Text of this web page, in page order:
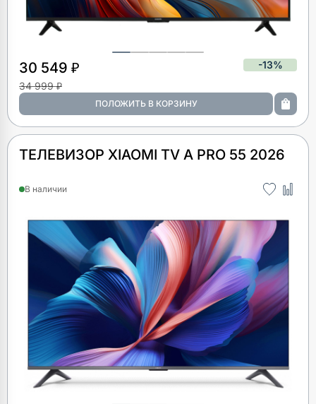
30 549 ₽
-13%
34 999 ₽
ТЕЛЕВИЗОР XIAOMI TV A PRO 55 2026
В наличии